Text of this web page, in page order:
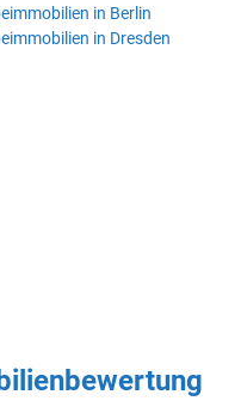
in Berlin
in Dresden